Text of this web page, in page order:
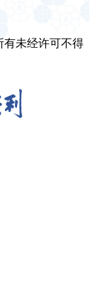
有未经许可不得